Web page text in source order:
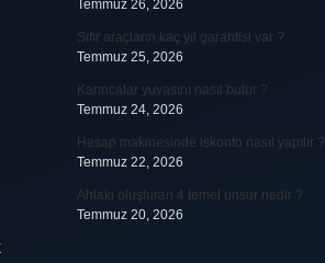
Temmuz 26, 2026
Sıfır araçların kaç yıl garantisi var ?
Temmuz 25, 2026
Karıncalar yuvasını nasıl bulur ?
Temmuz 24, 2026
Hesap makinesinde iskonto nasıl yapılır ?
Temmuz 22, 2026
Ahlaki oluşturan 4 temel unsur nedir ?
Temmuz 20, 2026